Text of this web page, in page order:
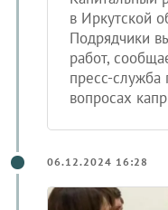
в Иркутской
Подрядчики
работ,
пресс-служба
вопросах капр
06.12.2024 16:28